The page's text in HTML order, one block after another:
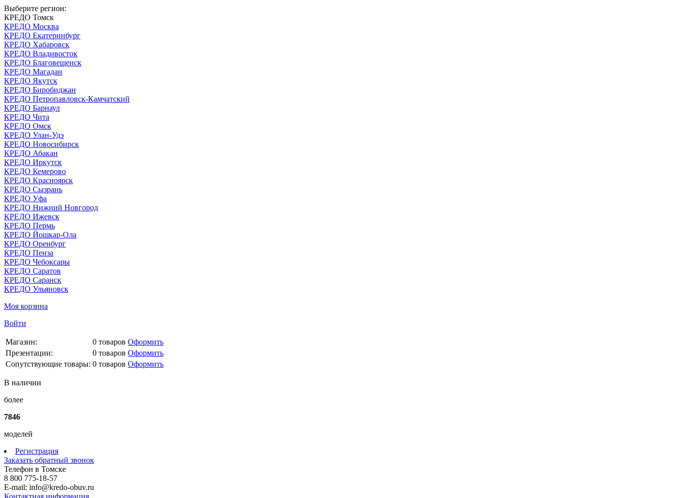
Выберите регион:
КРЕДО Томск
КРЕДО Москва
КРЕДО Екатеринбург
КРЕДО Хабаровск
КРЕДО Владивосток
КРЕДО Благовещенск
КРЕДО Магадан
КРЕДО Якутск
КРЕДО Биробиджан
КРЕДО Петропавловск-Камчатский
КРЕДО Барнаул
КРЕДО Чита
КРЕДО Омск
КРЕДО Улан-Удэ
КРЕДО Новосибирск
КРЕДО Абакан
КРЕДО Иркутск
КРЕДО Кемерово
КРЕДО Красноярск
КРЕДО Сызрань
КРЕДО Уфа
КРЕДО Нижний Новгород
КРЕДО Ижевск
КРЕДО Пермь
КРЕДО Йошкар-Ола
КРЕДО Оренбург
КРЕДО Пенза
КРЕДО Чебоксары
КРЕДО Саратов
КРЕДО Саранск
КРЕДО Ульяновск
Моя корзина
Войти
Магазин: 0 товаров Оформить
Презентации:
0 товаров Оформить
Сопутствующие товары: 0 товаров Оформить
В наличии
более
7846
моделей
Регистрация
Заказать обратный звонок
Телефон в Томске
8 800 775-18-57
E-mail: info@kredo-obuv.ru
Контактная информация